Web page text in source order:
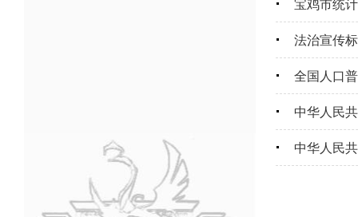
宝鸡市统
法治宣传
全国人口
中华人民
中华人民